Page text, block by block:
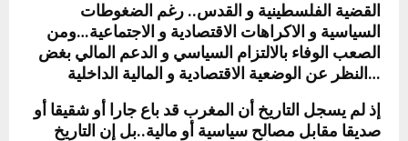
القضية الفلسطينية و القدس.. رغم الضغوطات
السياسية و الاكراهات الاقتصادية و الاجتماعية…ومن
الصعب الوفاء بالالتزام السياسي و الدعم المالي بغض
النظر عن الوضعية الاقتصادية و المالية الداخلية…
إذ لم يسجل التاريخ أن المغرب قد باع جارا أو شقيقا أو
صديقا مقابل مصالح سياسية أو مالية..بل إن التاريخ